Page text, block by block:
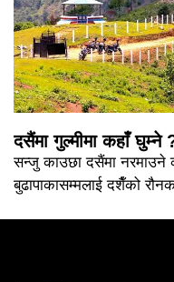
दसैंमा गुल्मीमा कहाँ
सन्जु काउछा दसैंमा नरमाउने
बुढापाकासम्मलाई दशैँको